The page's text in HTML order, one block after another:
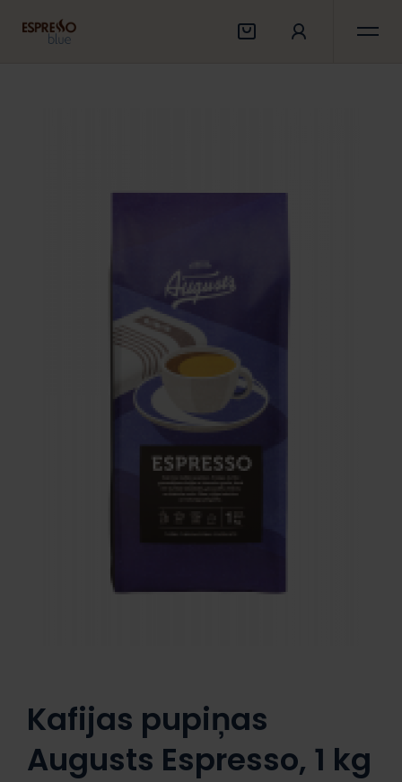
Kafijas pupiņas
Augusts Espresso, 1 kg